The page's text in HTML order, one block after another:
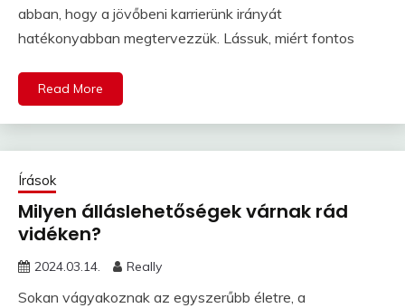
abban, hogy a jövőbeni karrierünk irányát
hatékonyabban megtervezzük. Lássuk, miért fontos
Read More
Írások
Milyen álláslehetőségek várnak rád
vidéken?
2024.03.14. Really
Sokan vágyakoznak az egyszerűbb életre, a